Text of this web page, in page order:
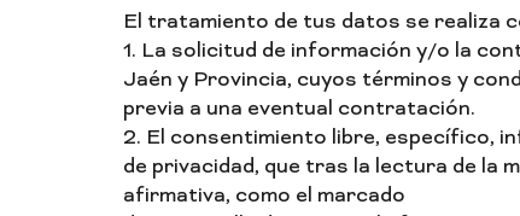
El tratamiento de tus datos se realiza
1. La solicitud de información y/o la
Jaén y Provincia, cuyos términos y
previa a una eventual contratación.
2. El consentimiento libre, específico,
de privacidad, que tras la lectura de la
afirmativa, como el marcado